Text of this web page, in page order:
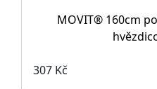
MOVIT® 160cm
307 Kč